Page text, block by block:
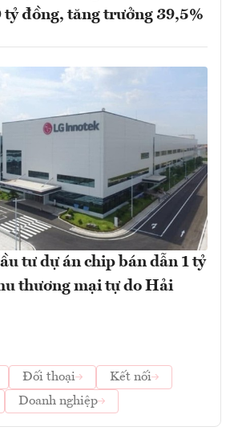
đồng, tăng trưởng 39,5%
tư dự án chip bán dẫn 1 tỷ
thương mại tự do Hải
Đối thoại
Kết nối
Doanh nghiệp